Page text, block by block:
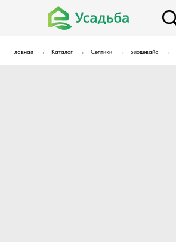
Главная Каталог Септики Биодевайс